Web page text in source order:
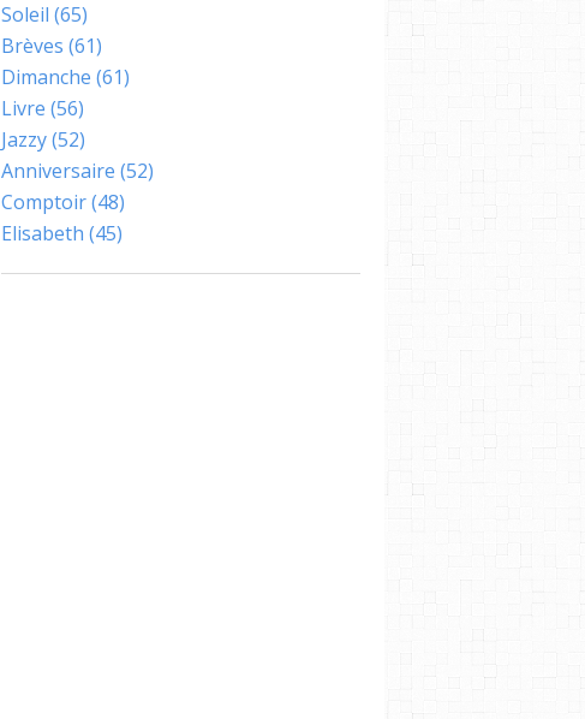
Soleil (65)
Brèves (61)
Dimanche (61)
Livre (56)
Jazzy(52)
Anniversaire (52)
Comptoir(48)
Elisabeth (45)